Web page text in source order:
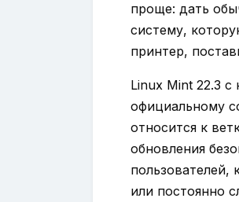
проще: дать
систему,
принтер,
Linux Mint 22.3
официальному
относится к
обновления
пользователей,
или постоянно